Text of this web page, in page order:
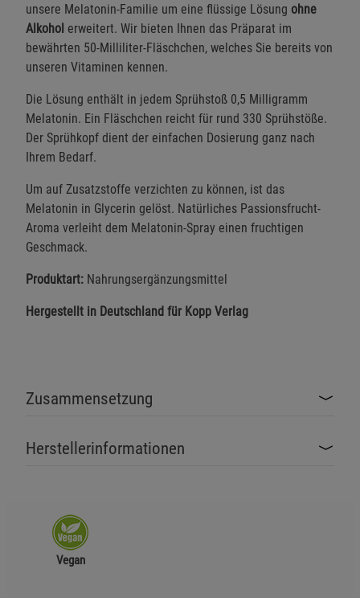
unsere Melatonin-Familie um eine flüssige Lösung ohne
Alkohol erweitert. Wir bieten Ihnen das Präparat im
bewährten 50-Milliliter-Fläschchen, welches Sie bereits von
unseren Vitaminen kennen.
Die Lösung enthält in jedem Sprühstoß 0,5 Milligramm
Melatonin. Ein Fläschchen reicht für rund 330 Sprühstöße.
Der Sprühkopf dient der einfachen Dosierung ganz nach
Ihrem Bedarf.
Um auf Zusatzstoffe verzichten zu können, ist das
Melatonin in Glycerin gelöst. Natürliches Passionsfrucht-
Aroma verleiht dem Melatonin-Spray einen fruchtigen
Geschmack.
Produktart: Nahrungsergänzungsmittel
Hergestellt in Deutschland für Kopp Verlag
Zusammensetzung
Herstellerinformationen
Vegan